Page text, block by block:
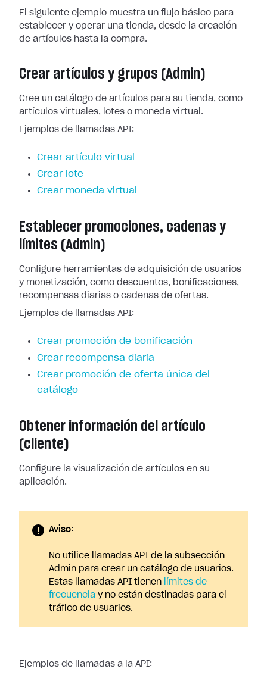
El siguiente ejemplo muestra un flujo básico para
establecer y operar una tienda, desde la creación
de artículos hasta la compra.
Crear artículos y grupos (Admin)
Cree un catálogo de artículos para su tienda, como
artículos virtuales, lotes o moneda virtual.
Ejemplos de llamadas API:
Crear artículo virtual
Crear lote
Crear moneda virtual
Establecer promociones, cadenas y
límites (Admin)
Configure herramientas de adquisición de usuarios
y monetización, como descuentos, bonificaciones,
recompensas diarias o cadenas de ofertas.
Ejemplos de llamadas API:
Crear promoción de bonificación
Crear recompensa diaria
Crear promoción de oferta única del
catálogo
Obtener información del artículo
(cliente)
Configure la visualización de artículos en su
aplicación.
Aviso:
No utilice llamadas API de la subsección
Admin para crear un catálogo de usuarios.
Estas llamadas API tienen
límites de
frecuencia y no están destinadas para el
tráfico de usuarios.
Ejemplos de llamadas a la API: